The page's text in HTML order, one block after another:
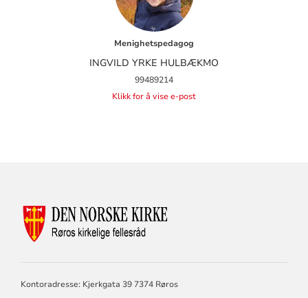
Menighetspedagog
INGVILD YRKE HULBÆKMO
99489214
Klikk for å vise e-post
Kontoradresse: Kjerkgata 39 7374 Røros